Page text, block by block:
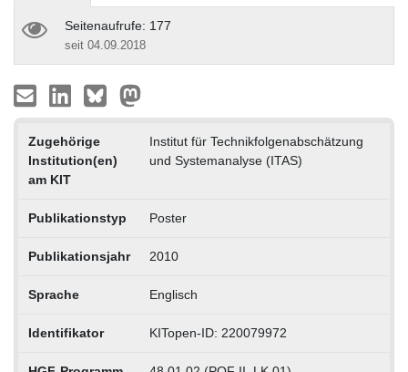
Seitenaufrufe: 177
seit 04.09.2018
Zugehörige
Institution(en)
am KIT
Institut für Technikfolgenabschätzung
und Systemanalyse (ITAS)
Publikationstyp Poster
Publikationsjahr 2010
Sprache Englisch
Identifikator KITopen-ID: 220079972